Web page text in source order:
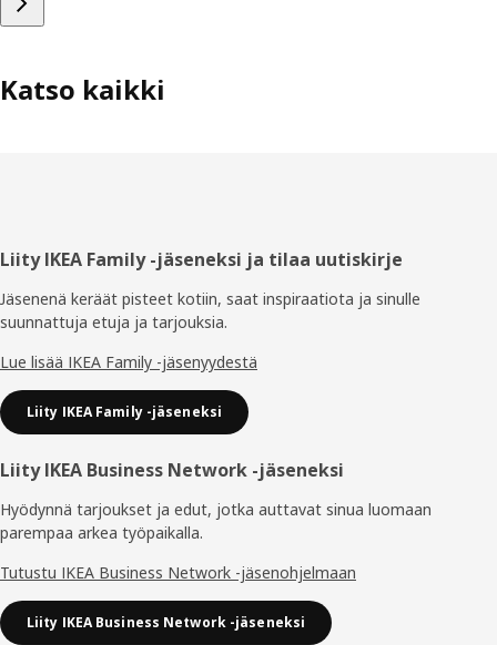
Katso kaikki
Alatunniste
Liity IKEA Family -jäseneksi ja tilaa uutiskirje
Jäsenenä keräät pisteet kotiin, saat inspiraatiota ja sinulle
suunnattuja etuja ja tarjouksia.​
Lue lisää IKEA Family -jäsenyydestä
Liity IKEA Family -jäseneksi
Liity IKEA Business Network -jäseneksi
Hyödynnä tarjoukset ja edut, jotka auttavat sinua luomaan
parempaa arkea työpaikalla.
Tutustu IKEA Business Network -jäsenohjelmaan
Liity IKEA Business Network -jäseneksi